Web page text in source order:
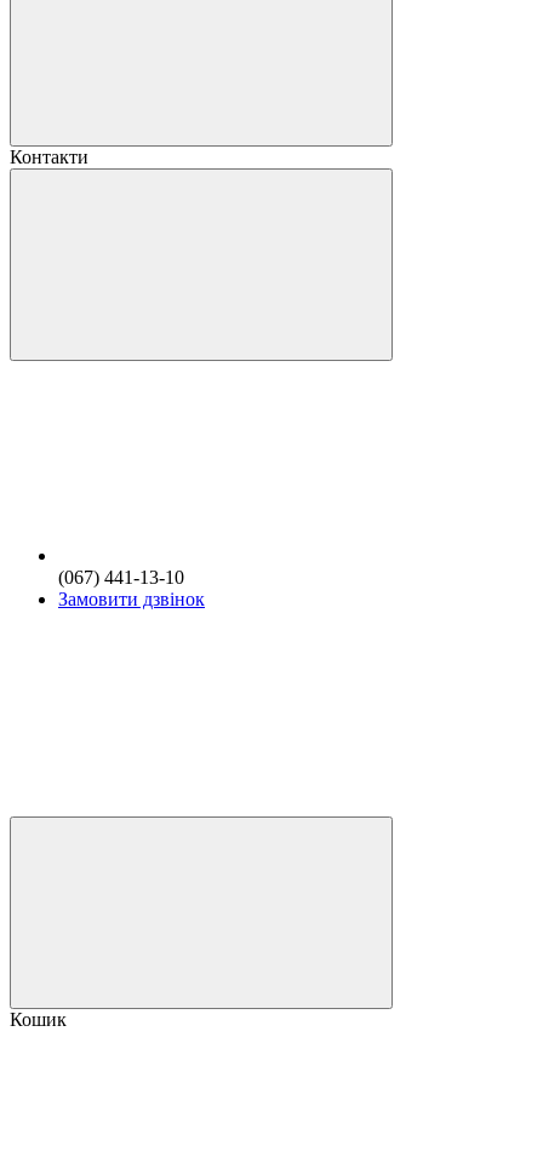
Контакти
(067) 441-13-10
Замовити дзвінок
Кошик